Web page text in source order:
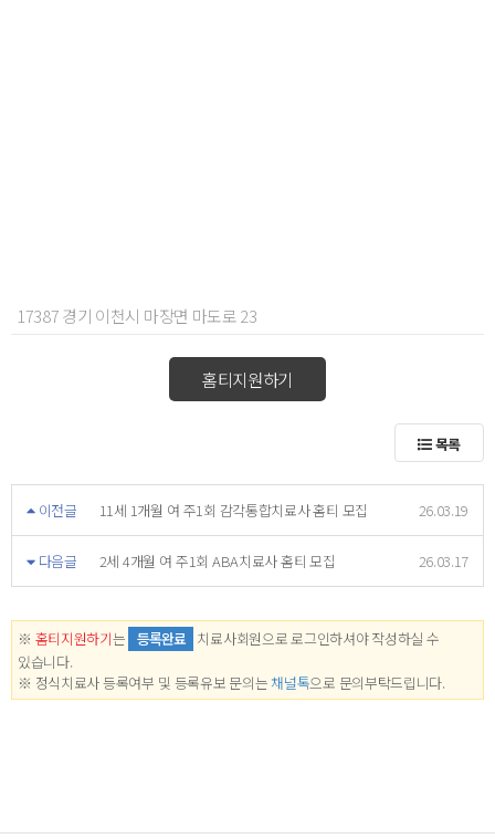
17387 경기 이천시 마장면 마도로 23
홈티지원하기
목록
이전글 11세 1개월 여 주1회 감각통합치료사 홈티 모집 26.03.19
다음글 2세 4개월 여 주1회 ABA치료사 홈티 모집 26.03.17
※ 홈티지원하기는 등록완료 치료사회원으로 로그인하셔야 작성하실 수
있습니다.
※ 정식치료사 등록여부 및 등록유보 문의는 채널톡으로 문의부탁드립니다.